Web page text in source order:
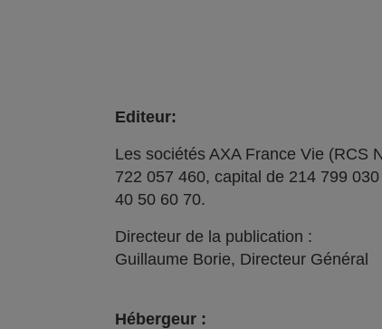
Editeur:
Les sociétés AXA France Vie (RCS
722 057 460, capital de 214 799
40 50 60 70.
Directeur de la publication :
Guillaume Borie, Directeur Général
Hébergeur :